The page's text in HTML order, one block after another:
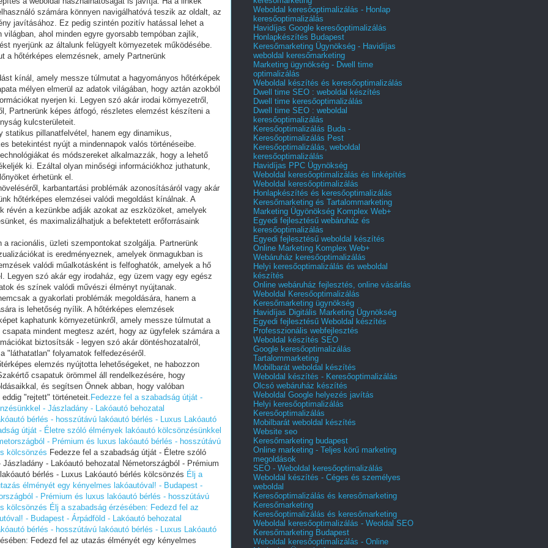
számára könnyen navigálhatóvá teszik az oldalt, az
javításához. Ez pedig szintén pozitív hatással lehet a
ahol minden egyre gyorsabb tempóban zajlik,
nyerjünk az általunk felügyelt környezetek működésébe.
a hőtérképes elemzésnek, amely Partnerünk
kínál, amely messze túlmutat a hagyományos hőtérképek
mélyen elmerül az adatok világában, hogy aztán azokból
nyerjen ki. Legyen szó akár irodai környezetről,
Partnerünk képes átfogó, részletes elemzést készíteni a
kulcsterületeit.
statikus pillanatfelvétel, hanem egy dinamikus,
betekintést nyújt a mindennapok valós történéseibe.
és módszereket alkalmazzák, hogy a lehető
ki. Ezáltal olyan minőségi információkhoz juthatunk,
érhetünk el.
karbantartási problémák azonosításáról vagy akár
hőtérképes elemzései valódi megoldást kínálnak. A
révén a kezünkbe adják azokat az eszközöket, amelyek
és maximalizálhatjuk a befektetett erőforrásaink
racionális, üzleti szempontokat szolgálja. Partnerünk
is eredményeznek, amelyek önmagukban is
valódi műalkotásként is felfoghatók, amelyek a hő
Legyen szó akár egy irodaház, egy üzem vagy egy egész
és színek valódi művészi élményt nyújtanak.
a gyakorlati problémák megoldására, hanem a
is lehetőség nyílik. A hőtérképes elemzések
kaphatunk környezetünkről, amely messze túlmutat a
mindent megtesz azért, hogy az ügyfelek számára a
biztosítsák - legyen szó akár döntéshozatalról,
"láthatatlan" folyamatok felfedezéséről.
elemzés nyújtotta lehetőségeket, ne habozzon
csapatuk örömmel áll rendelkezésére, hogy
és segítsen Önnek abban, hogy valóban
"rejtett" történeteit. Fedezze fel a szabadság útját -
- Jászladány - Lakóautó behozatal
bérlés - hosszútávú lakóautó bérlés - Luxus Lakóautó
útját - Életre szóló élmények lakóautó kölcsönzésünkkel
- Prémium és luxus lakóautó bérlés - hosszútávú
kölcsönzés Fedezze fel a szabadság útját - Életre szóló
- Lakóautó behozatal Németországból - Prémium
bérlés - Luxus Lakóautó bérlés kölcsönzés Élj a
élményét egy kényelmes lakóautóval! - Budapest -
- Prémium és luxus lakóautó bérlés - hosszútávú
kölcsönzés Élj a szabadság érzésében: Fedezd fel az
- Budapest - Árpádföld - Lakóautó behozatal
bérlés - hosszútávú lakóautó bérlés - Luxus Lakóautó
Fedezd fel az utazás élményét egy kényelmes
Weboldal keresőoptimalizálás - Honlap
keresőoptimalizálás
Havidíjas Google keresőoptimalizálás
Honlapkészítés Budapest
Keresőmarketing Ügynökség - Havidíjas
weboldal keresőmarketing
Marketing ügynökség - Dwell time
optimalizálás
Weboldal készítés és keresőoptimalizálás
Dwell time SEO : weboldal készítés
Dwell time keresőoptimalizálás
Dwell time SEO : weboldal
keresőoptimalizálás
Keresőoptimalizálás Buda -
Keresőoptimalizálás Pest
Keresőoptimalizálás, weboldal
keresőoptimalizálás
Havidíjas PPC Ügynökség
Weboldal keresőoptimalizálás és linképítés
Weboldal keresőoptimalizálás
Honlapkészítés és keresőoptimalizálás
Keresőmarketing és Tartalommarketing
Marketing Ügyönökség Komplex Web+
Egyedi fejlesztésű webáruház és
keresőoptimalizálás
Egyedi fejlesztésű weboldal készítés
Online Marketing Komplex Web+
Webáruház keresőoptimalizálás
Helyi keresőoptimalizálás és weboldal
készítés
Online webáruház fejlesztés, online vásárlás
Weboldal Keresőoptimalizálás
Keresőmarketing ügynökség
Havidíjas Digitális Marketing Ügynökség
Egyedi fejlesztésű Weboldal készítés
Professzionális webfejlesztés
Weboldal készítés SEO
Google keresőoptimalizálás
Tartalommarketing
Mobilbarát weboldal készítés
Weboldal készítés - Keresőoptimalizálás
Olcsó webáruház készítés
Weboldal Google helyezés javítás
Helyi keresőoptimalizálás
Keresőoptimalizálás
Mobilbarát weboldal készítés
Website seo
Keresőmarketing budapest
Online marketing - Teljes körű marketing
megoldások
SEO - Weboldal keresőoptimalizálás
Weboldal készítés - Céges és személyes
weboldal
Keresőoptimalizálás és keresőmarketing
Keresőmarketing
Keresőoptimalizálás és keresőmarketing
Weboldal keresőoptimalizálás - Weoldal SEO
Keresőmarketing Budapest
Weboldal keresőoptimalizálás - Online